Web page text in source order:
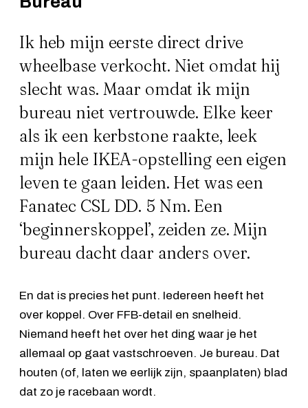
Ik heb mijn eerste direct drive
wheelbase verkocht. Niet omdat hij
slecht was. Maar omdat ik mijn
bureau niet vertrouwde. Elke keer
als ik een kerbstone raakte, leek
mijn hele IKEA-opstelling een eigen
leven te gaan leiden. Het was een
Fanatec CSL DD. 5 Nm. Een
‘beginnerskoppel’, zeiden ze. Mijn
bureau dacht daar anders over.
En dat is precies het punt. Iedereen heeft het
over koppel. Over FFB-detail en snelheid.
Niemand heeft het over het ding waar je het
allemaal op gaat vastschroeven. Je bureau. Dat
houten (of, laten we eerlijk zijn, spaanplaten) blad
dat zo je racebaan wordt.